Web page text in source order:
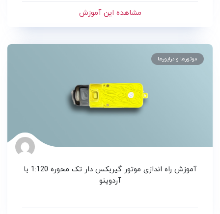
مشاهده این آموزش
موتورها و درایورها
آموزش راه اندازی موتور گیربکس دار تک محوره 1:120 با
آردوینو